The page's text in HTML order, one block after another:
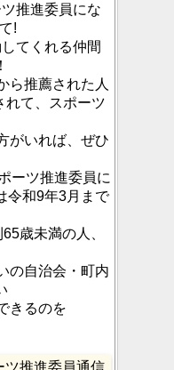
推進委員にな
!
てくれる仲間
ら推薦された人
れて、スポーツ
がいれば、ぜひ
ーツ推進委員に
令和9年3月まで
歳未満の人、
の自治会・町内
きるのを
推進委員通信